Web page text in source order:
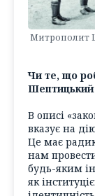
Митрополит
Чи те, що
В описі
вказує на
Це має
нам
будь-яким
як